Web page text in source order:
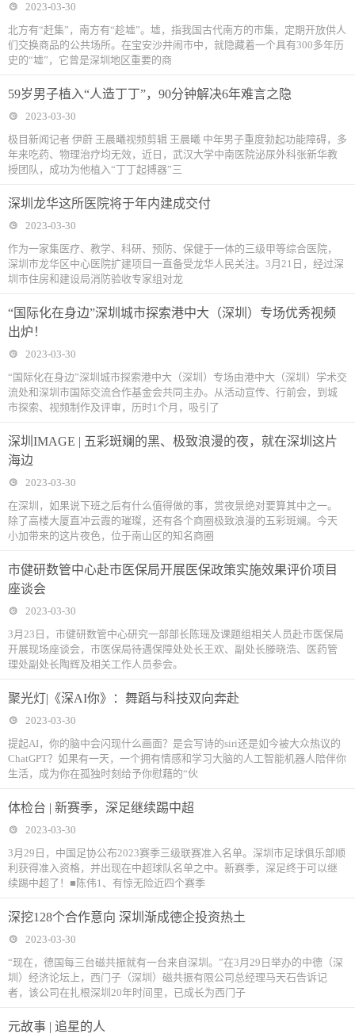
2023-03-30
北方有“赶集”，南方有“趁墟”。墟，指我国古代南方的市集，定期开放供人
们交换商品的公共场所。在宝安沙井闹市中，就隐藏着一个具有300多年历
史的“墟”，它曾是深圳地区重要的商
59岁男子植入“人造丁丁”，90分钟解决6年难言之隐
2023-03-30
极目新闻记者 伊蔚 王晨曦视频剪辑 王晨曦 中年男子重度勃起功能障碍，多
年来吃药、物理治疗均无效，近日，武汉大学中南医院泌尿外科张新华教
授团队，成功为他植入“丁丁起搏器”三
深圳龙华这所医院将于年内建成交付
2023-03-30
作为一家集医疗、教学、科研、预防、保健于一体的三级甲等综合医院，
深圳市龙华区中心医院扩建项目一直备受龙华人民关注。3月21日，经过深
圳市住房和建设局消防验收专家组对龙
“国际化在身边”深圳城市探索港中大（深圳）专场优秀视频
出炉！
2023-03-30
“国际化在身边”深圳城市探索港中大（深圳）专场由港中大（深圳）学术交
流处和深圳市国际交流合作基金会共同主办。从活动宣传、行前会，到城
市探索、视频制作及评审，历时1个月，吸引了
深圳IMAGE | 五彩斑斓的黑、极致浪漫的夜，就在深圳这片
海边
2023-03-30
在深圳，如果说下班之后有什么值得做的事，赏夜景绝对要算其中之一。
除了高楼大厦直冲云霞的璀璨，还有各个商圈极致浪漫的五彩斑斓。今天
小加带来的这片夜色，位于南山区的知名商圈
市健研数管中心赴市医保局开展医保政策实施效果评价项目
座谈会
2023-03-30
3月23日，市健研数管中心研究一部部长陈瑶及课题组相关人员赴市医保局
开展现场座谈会，市医保局待遇保障处处长王欢、副处长滕晓浩、医药管
理处副处长陶辉及相关工作人员参会。
聚光灯|《深AI你》：舞蹈与科技双向奔赴
2023-03-30
提起AI，你的脑中会闪现什么画面？是会写诗的siri还是如今被大众热议的
ChatGPT？如果有一天，一个拥有情感和学习大脑的人工智能机器人陪伴你
生活，成为你在孤独时刻给予你慰藉的“伙
体检台 | 新赛季，深足继续踢中超
2023-03-30
3月29日，中国足协公布2023赛季三级联赛准入名单。深圳市足球俱乐部顺
利获得准入资格，并出现在中超球队名单之中。新赛季，深足终于可以继
续踢中超了！■陈伟1、有惊无险近四个赛季
深挖128个合作意向 深圳渐成德企投资热土
2023-03-30
“现在，德国每三台磁共振就有一台来自深圳。”在3月29日举办的中德（深
圳）经济论坛上，西门子（深圳）磁共振有限公司总经理马天石告诉记
者，该公司在扎根深圳20年时间里，已成长为西门子
元故事 | 追星的人